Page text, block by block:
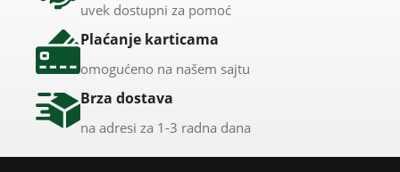
uvek dostupni za pomoć
Plaćanje karticama
omogućeno na našem sajtu
Brza dostava
na adresi za 1-3 radna dana